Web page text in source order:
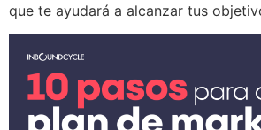
que te ayudará a alcanzar tus